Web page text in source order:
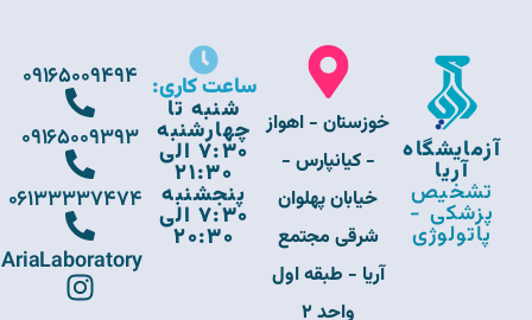
آزمایشگاه
آریا
تشخیص
پزشکی -
پاتولوژی
خوزستان - اهواز
- کیانپارس -
خیابان پهلوان
شرقی مجتمع
آریا - طبقه اول
واحد 2
ساعت کاری:
شنبه تا
چهارشنبه
7:30 الی
21:30
پنجشنبه
7:30 الی
20:30
09165009494
09165009393
06133337474
AriaLaboratory